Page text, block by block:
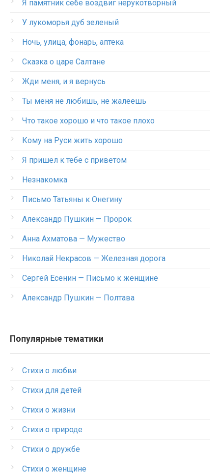
Я памятник себе воздвиг нерукотворный
У лукоморья дуб зеленый
Ночь, улица, фонарь, аптека
Сказка о царе Салтане
Жди меня, и я вернусь
Ты меня не любишь, не жалеешь
Что такое хорошо и что такое плохо
Кому на Руси жить хорошо
Я пришел к тебе с приветом
Незнакомка
Письмо Татьяны к Онегину
Александр Пушкин — Пророк
Анна Ахматова — Мужество
Николай Некрасов — Железная дорога
Сергей Есенин — Письмо к женщине
Александр Пушкин — Полтава
Популярные тематики
Стихи о любви
Стихи для детей
Стихи о жизни
Стихи о природе
Стихи о дружбе
Стихи о женщине